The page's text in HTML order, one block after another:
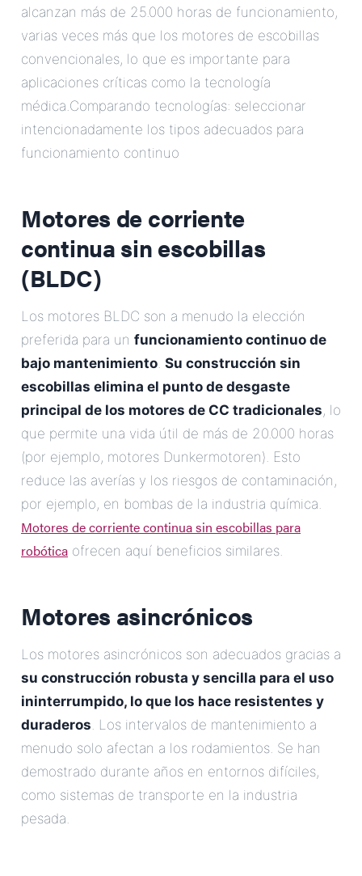
alcanzan más de 25.000 horas de funcionamiento,
varias veces más que los motores de escobillas
convencionales, lo que es importante para
aplicaciones críticas como la tecnología
médica.Comparando tecnologías: seleccionar
intencionadamente los tipos adecuados para
funcionamiento continuo
Motores de corriente
continua sin escobillas
(BLDC)
Los motores BLDC son a menudo la elección
preferida para un funcionamiento continuo de
bajo mantenimiento. Su construcción sin
escobillas elimina el punto de desgaste
principal de los motores de CC tradicionales, lo
que permite una vida útil de más de 20.000 horas
(por ejemplo, motores Dunkermotoren). Esto
reduce las averías y los riesgos de contaminación,
por ejemplo, en bombas de la industria química.
Motores de corriente continua sin escobillas para
robótica ofrecen aquí beneficios similares.
Motores asincrónicos
Los motores asincrónicos son adecuados gracias a
su construcción robusta y sencilla para el uso
ininterrumpido, lo que los hace resistentes y
duraderos. Los intervalos de mantenimiento a
menudo solo afectan a los rodamientos. Se han
demostrado durante años en entornos difíciles,
como sistemas de transporte en la industria
pesada.